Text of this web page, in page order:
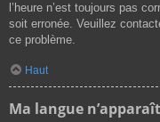
l’heure n’est toujours pas
soit erronée. Veuillez
ce problème.
Haut
Ma langue